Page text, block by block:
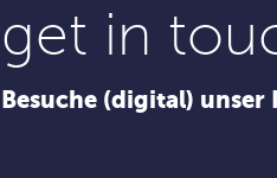
get in
Besuche (digital)